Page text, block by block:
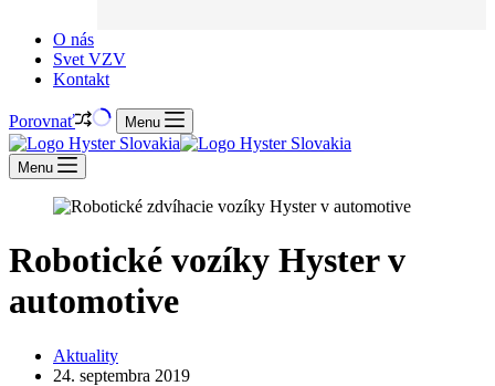
O nás
Svet VZV
Kontakt
Porovnať Menu
Menu
Robotické vozíky Hyster v
automotive
Aktuality
24. septembra 2019